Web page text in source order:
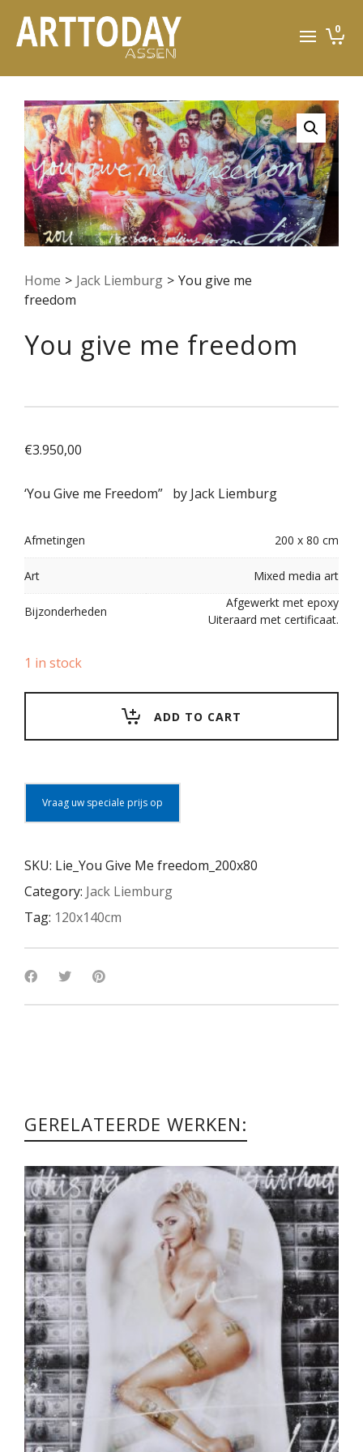
0
Home > Jack Liemburg > You give me
freedom
You give me freedom
€3.950,00
‘You Give me Freedom” by Jack Liemburg
Afmetingen 200 x 80 cm
Art Mixed media art
Bijzonderheden
Afgewerkt met epoxy
Uiteraard met certificaat.
1 in stock
ADD TO CART
Vraag uw speciale prijs op
SKU: Lie_You Give Me freedom_200x80
Category: Jack Liemburg
Tag: 120x140cm
GERELATEERDE WERKEN: